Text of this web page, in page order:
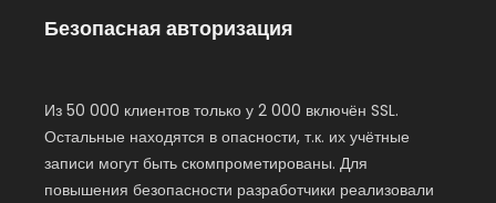
Безопасная авторизация
Из 50 000 клиентов только у 2 000 включён SSL.
Остальные находятся в опасности, т.к. их учётные
записи могут быть скомпрометированы. Для
повышения безопасности разработчики реализовали